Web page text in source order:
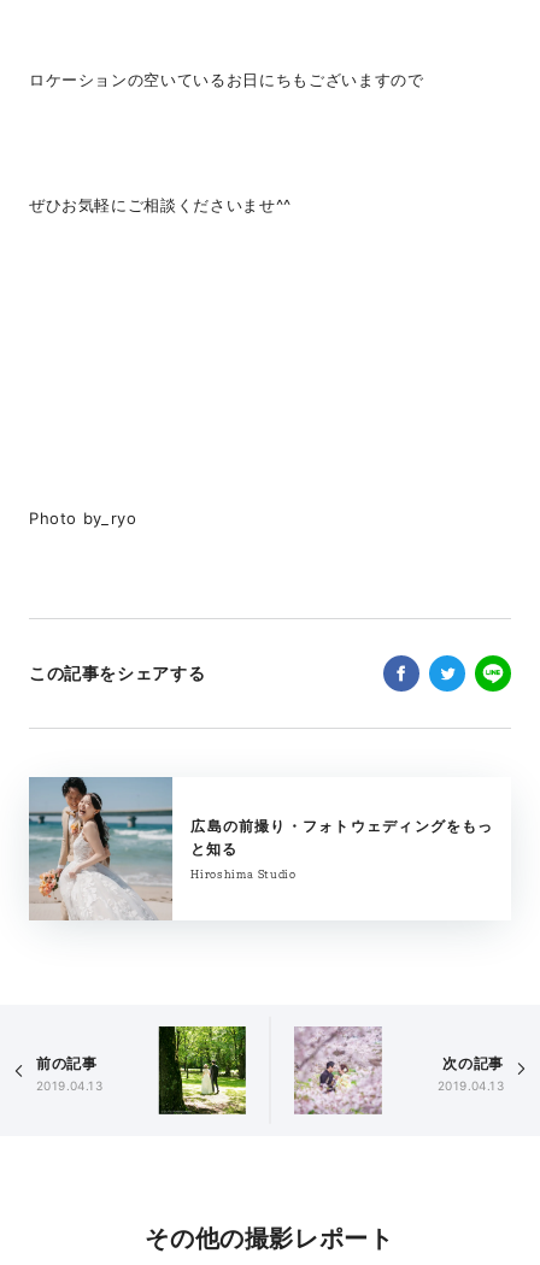
ロケーションの空いているお日にちもございますので
ぜひお気軽にご相談くださいませ^^
Photo by_ryo
この記事をシェアする
広島の前撮り・フォトウェディングをもっ
と知る
Hiroshima Studio
前の記事
2019.04.13
次の記事
2019.04.13
その他の撮影レポート